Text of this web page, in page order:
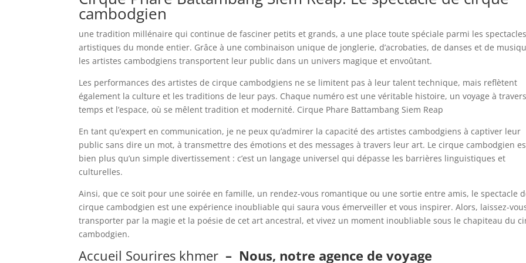
cambodgien
une tradition millénaire qui continue de fasciner petits et grands, a une place toute spéciale parmi les spectacles
artistiques du monde entier. Grâce à une combinaison unique de jonglerie, d’acrobaties, de danses et de
les artistes cambodgiens transportent leur public dans un univers magique et envoûtant.
Les performances des artistes de cirque cambodgiens ne se limitent pas à leur talent technique, mais reflètent
également la culture et les traditions de leur pays. Chaque numéro est une véritable histoire, un voyage à
temps et l’espace, où se mêlent tradition et modernité. Cirque Phare Battambang Siem Reap
En tant qu’expert en communication, je ne peux qu’admirer la capacité des artistes cambodgiens à captiver leur
public sans dire un mot, à transmettre des émotions et des messages à travers leur art. Le cirque cambodgien
bien plus qu’un simple divertissement : c’est un langage universel qui dépasse les barrières linguistiques et
culturelles.
Ainsi, que ce soit pour une soirée en famille, un rendez-vous romantique ou une sortie entre amis, le spectacle
cirque cambodgien est une expérience inoubliable qui saura vous émerveiller et vous inspirer. Alors, laissez-
transporter par la magie et la poésie de cet art ancestral, et vivez un moment inoubliable sous le chapiteau du
cambodgien.
Accueil Sourires khmer – Nous, notre agence de voyage